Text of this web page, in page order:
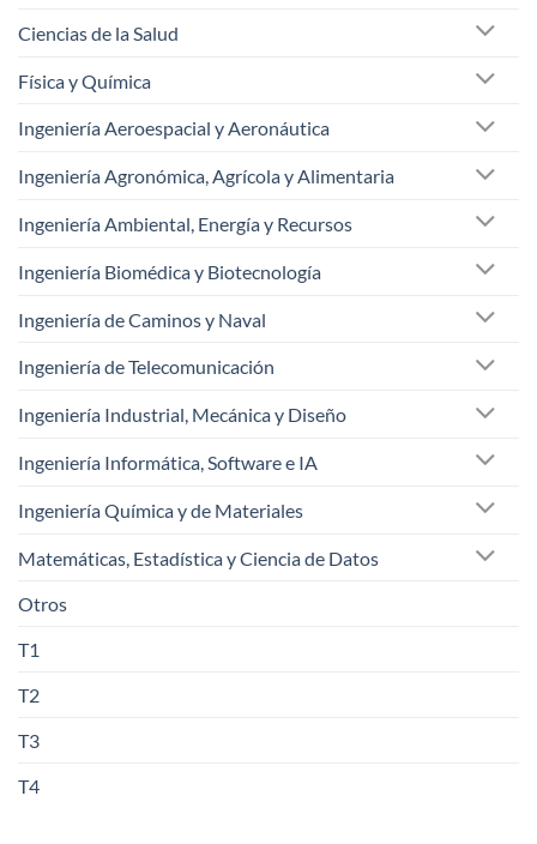
Ciencias de la Salud
Física y Química
Ingeniería Aeroespacial y Aeronáutica
Ingeniería Agronómica, Agrícola y Alimentaria
Ingeniería Ambiental, Energía y Recursos
Ingeniería Biomédica y Biotecnología
Ingeniería de Caminos y Naval
Ingeniería de Telecomunicación
Ingeniería Industrial, Mecánica y Diseño
Ingeniería Informática, Software e IA
Ingeniería Química y de Materiales
Matemáticas, Estadística y Ciencia de Datos
Otros
T1
T2
T3
T4